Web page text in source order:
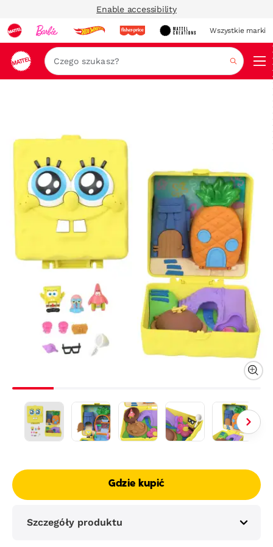
Enable accessibility
Wszystkie marki
Szukaj
Gdzie kupić
Szczegóły produktu